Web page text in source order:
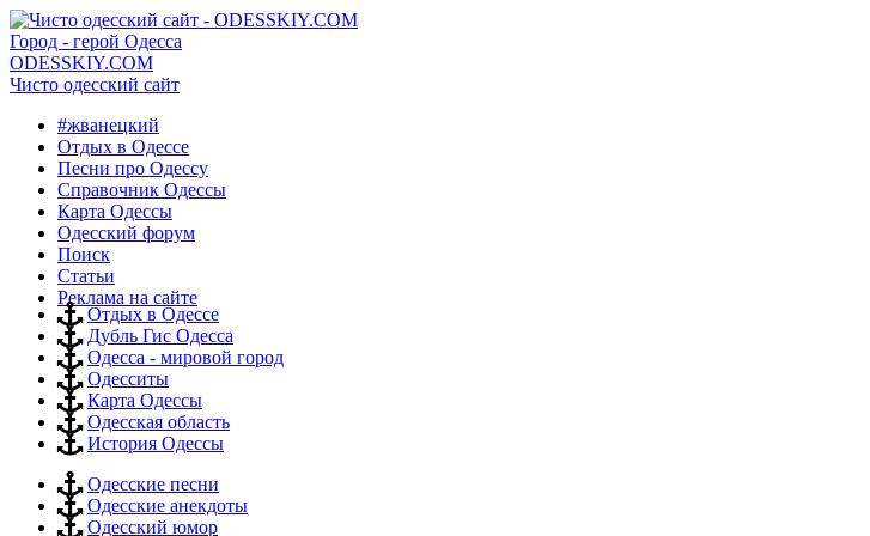
Город - герой Одесса
ODESSKIY.COM
Чисто одесский сайт
#жванецкий
Отдых в Одессе
Песни про Одессу
Справочник Одессы
Карта Одессы
Одесский форум
Поиск
Статьи
Реклама на сайте
Отдых в Одессе
Дубль Гис Одесса
Одесса - мировой город
Одесситы
Карта Одессы
Одесская область
История Одессы
Одесские песни
Одесские анекдоты
Одесский юмор